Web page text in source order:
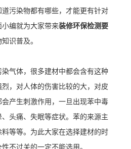
污染物都有哪些，才能更有针对
编就为大家带来装修环保检测要
识普及。
气体，很多建材中都会含有这种
，对人体的伤害比较的大，对皮
产生刺激作用，一旦出现苯中毒
头痛、失眠等症状。苯的来源主
等等。为此大家在选择建材的时
不过关的一定不能选用。